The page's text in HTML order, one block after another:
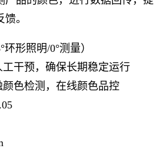
。
形照明/0°测量）
干预，确保长期稳定运行
色检测，在线颜色品控